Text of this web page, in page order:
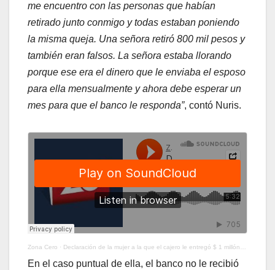
me encuentro con las personas que habían
retirado junto conmigo y todas estaban poniendo
la misma queja. Una señora retiró 800 mil pesos y
también eran falsos. La señora estaba llorando
porque ese era el dinero que le enviaba el esposo
para ella mensualmente y ahora debe esperar un
mes para que el banco le responda”, contó Nuris.
Zona Cero · Declaración de la mujer a la que el cajero le entregó $ 1 millón en billetes falsos
En el caso puntual de ella, el banco no le recibió